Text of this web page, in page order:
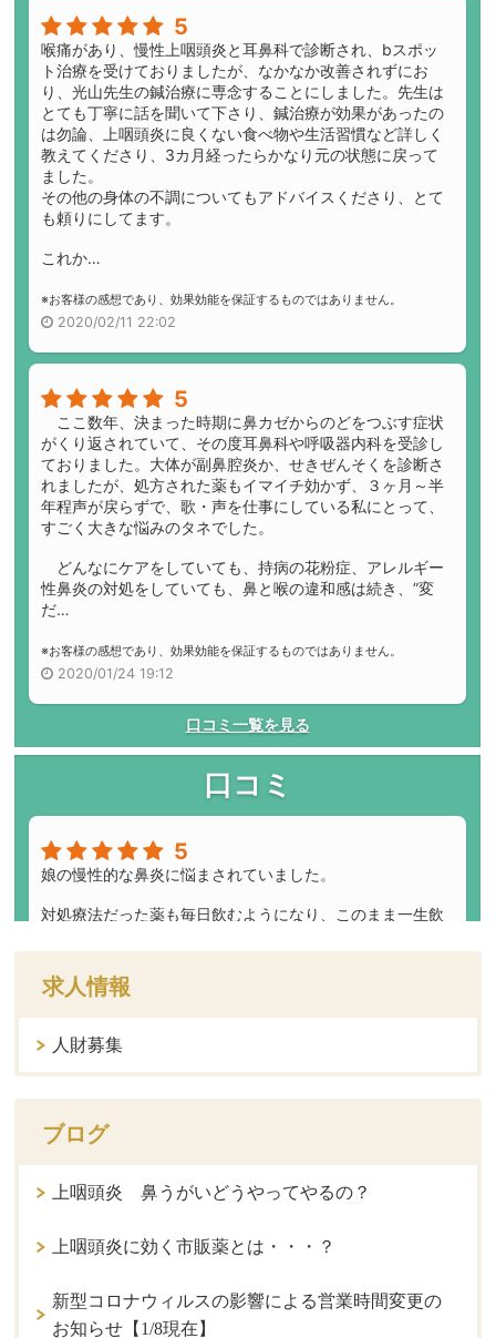
求人情報
人財募集
ブログ
上咽頭炎 鼻うがいどうやってやるの？
上咽頭炎に効く市販薬とは・・・？
新型コロナウィルスの影響による営業時間変更の
お知らせ【1/8現在】